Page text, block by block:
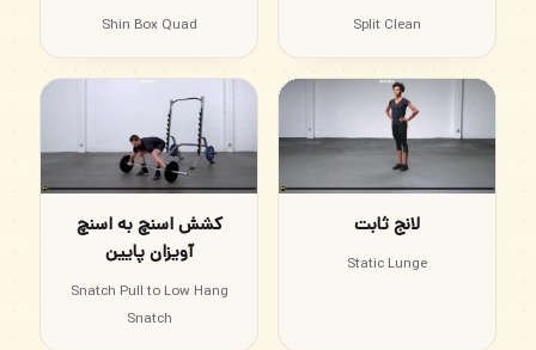
Split Clean
Shin Box Quad
لانج ثابت
Static Lunge
کشش اسنچ به اسنچ
آویزان پایین
Snatch Pull to Low Hang
Snatch